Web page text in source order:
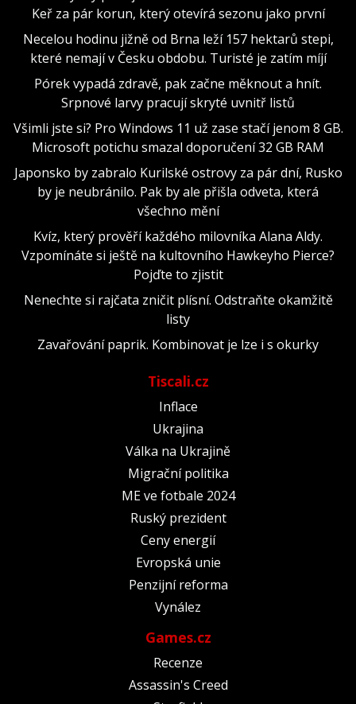
Keř za pár korun, který otevírá sezonu jako první
Necelou hodinu jižně od Brna leží 157 hektarů stepi,
které nemají v Česku obdobu. Turisté je zatím míjí
Pórek vypadá zdravě, pak začne měknout a hnít.
Srpnové larvy pracují skryté uvnitř listů
Všimli jste si? Pro Windows 11 už zase stačí jenom 8 GB.
Microsoft potichu smazal doporučení 32 GB RAM
Japonsko by zabralo Kurilské ostrovy za pár dní, Rusko
by je neubránilo. Pak by ale přišla odveta, která
všechno mění
Kvíz, který prověří každého milovníka Alana Aldy.
Vzpomínáte si ještě na kultovního Hawkeyho Pierce?
Pojďte to zjistit
Nenechte si rajčata zničit plísní. Odstraňte okamžitě
listy
Zavařování paprik. Kombinovat je lze i s okurky
Tiscali.cz
Inflace
Ukrajina
Válka na Ukrajině
Migrační politika
ME ve fotbale 2024
Ruský prezident
Ceny energií
Evropská unie
Penzijní reforma
Vynález
Games.cz
Recenze
Assassin's Creed